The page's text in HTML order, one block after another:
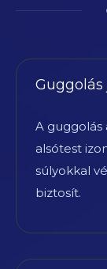
A guggolás
alsótest
súlyokkal
biztosít.